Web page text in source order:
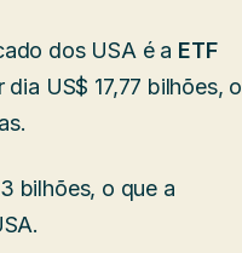
dos USA é a ETF
US$ 17,77 bilhões, o
bilhões, o que a